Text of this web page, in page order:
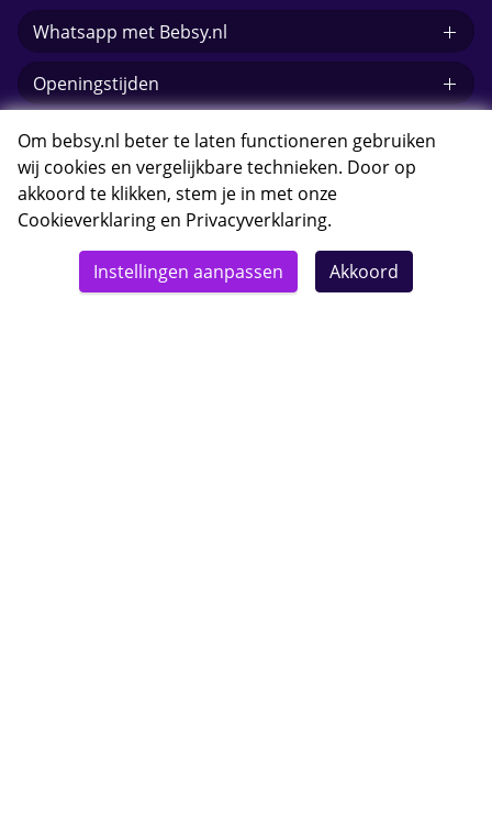
Whatsapp met Bebsy.nl
Openingstijden
E-mail Bebsy.nl
© 2026 Bebsy.nl
Om bebsy.nl beter te laten functioneren gebruiken
wij cookies en vergelijkbare technieken. Door op
akkoord te klikken, stem je in met onze
Cookieverklaring en Privacyverklaring.
Instellingen aanpassen Akkoord